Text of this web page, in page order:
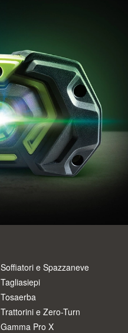
Soffiatori e Spazzaneve
Tagliasiepi
Tosaerba
Trattorini e Zero-Turn
Gamma Pro X